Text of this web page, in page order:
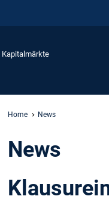
Kapitalmärkte
Home News
News